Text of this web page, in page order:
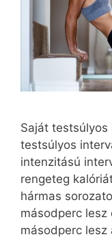
Saját testsúlyos
testsúlyos
intenzitású
rengeteg
hármas
másodperc lesz
másodperc lesz